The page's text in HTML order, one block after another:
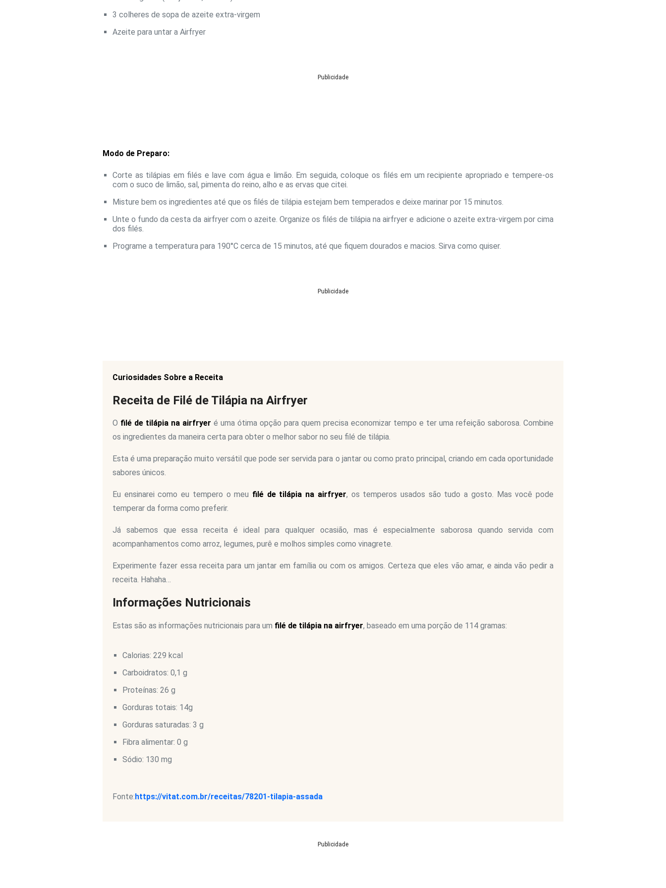
3 colheres de sopa de azeite extra-virgem
Azeite para untar a Airfryer
Publicidade
Modo de Preparo:
Corte as tilápias em filés e lave com água e limão. Em seguida, coloque os filés em um recipiente apropriado e tempere-os
com o suco de limão, sal, pimenta do reino, alho e as ervas que citei.
Misture bem os ingredientes até que os filés de tilápia estejam bem temperados e deixe marinar por 15 minutos.
Unte o fundo da cesta da airfryer com o azeite. Organize os filés de tilápia na airfryer e adicione o azeite extra-virgem por cima
dos filés.
Programe a temperatura para 190°C cerca de 15 minutos, até que fiquem dourados e macios. Sirva como quiser.
Publicidade
Curiosidades Sobre a Receita
Receita de Filé de Tilápia na Airfryer
O filé de tilápia na airfryer é uma ótima opção para quem precisa economizar tempo e ter uma refeição saborosa. Combine
os ingredientes da maneira certa para obter o melhor sabor no seu filé de tilápia.
Esta é uma preparação muito versátil que pode ser servida para o jantar ou como prato principal, criando em cada oportunidade
sabores únicos.
Eu ensinarei como eu tempero o meu filé de tilápia na airfryer, os temperos usados são tudo a gosto. Mas você pode
temperar da forma como preferir.
Já sabemos que essa receita é ideal para qualquer ocasião, mas é especialmente saborosa quando servida com
acompanhamentos como arroz, legumes, purê e molhos simples como vinagrete.
Experimente fazer essa receita para um jantar em família ou com os amigos. Certeza que eles vão amar, e ainda vão pedir a
receita. Hahaha…
Informações Nutricionais
Estas são as informações nutricionais para um filé de tilápia na airfryer, baseado em uma porção de 114 gramas:
Calorias: 229 kcal
Carboidratos: 0,1 g
Proteínas: 26 g
Gorduras totais: 14g
Gorduras saturadas: 3 g
Fibra alimentar: 0 g
Sódio: 130 mg
Fonte: https://vitat.com.br/receitas/78201-tilapia-assada
Publicidade